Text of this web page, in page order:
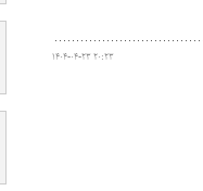
۱۴۰۴-۰۴-۲۳ ۲۰:۲۳